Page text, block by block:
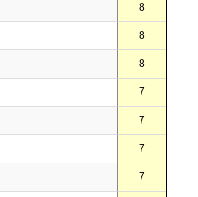
8
8
8
7
7
7
7